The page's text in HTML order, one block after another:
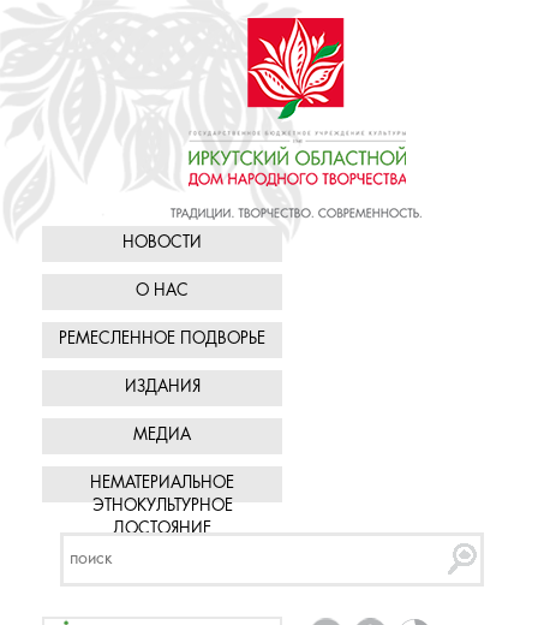
НОВОСТИ
О НАС
РЕМЕСЛЕННОЕ ПОДВОРЬЕ
ИЗДАНИЯ
МЕДИА
НЕМАТЕРИАЛЬНОЕ
ЭТНОКУЛЬТУРНОЕ
ДОСТОЯНИЕ